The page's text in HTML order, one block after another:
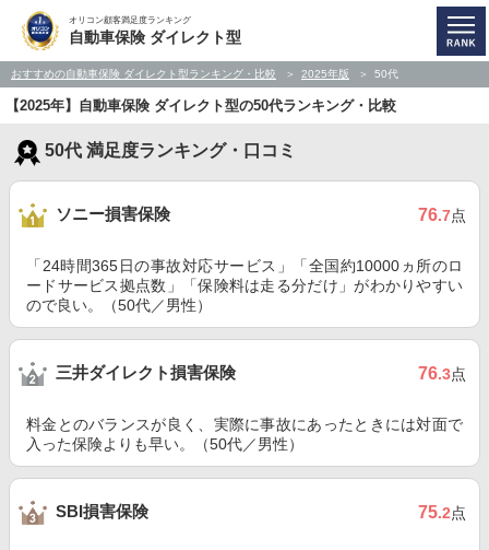
オリコン顧客満足度ランキング
自動車保険 ダイレクト型
おすすめの自動車保険 ダイレクト型ランキング・比較 2025年版 50代
【2025年】自動車保険 ダイレクト型の50代ランキング・比較
50代 満足度ランキング・口コミ
ソニー損害保険 76.7点
「24時間365日の事故対応サービス」「全国約10000ヵ所のロ
ードサービス拠点数」「保険料は走る分だけ」がわかりやすい
ので良い。（50代／男性）
三井ダイレクト損害保険 76.3点
料金とのバランスが良く、実際に事故にあったときには対面で
入った保険よりも早い。（50代／男性）
SBI損害保険 75.2点